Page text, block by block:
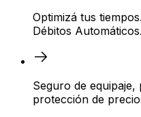
Optimizá tus
Débitos Automáticos.
Seguro de
protección de